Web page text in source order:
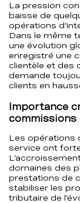
La pression
baisse de
opérations
Dans le même
une évolution
enregistré une
clientèle et des
demande
clients en
Importance
Les opérations
service ont
domaines des
prestations de
stabiliser les
tributaire de